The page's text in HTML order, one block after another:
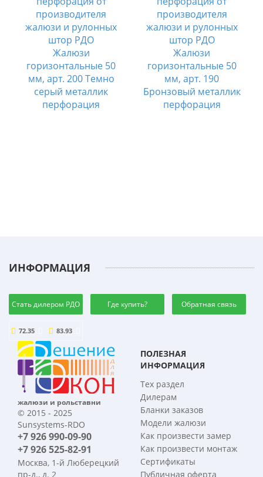
Жалюзи
горизонтальные 50
мм, арт. 200 Темно
серый металлик
перфорация
Жалюзи
горизонтальные 50
мм, арт. 190
Бронзовый металлик
перфорация
ИНФОРМАЦИЯ
Стать дилером РДО Где купить? Обратная связь
72.35 83.93
жалюзи и рольставни
© 2015 - 2025
Sunsystems-RDO
+7 926 990-09-90
+7 926 525-82-91
Москва, 1-й Люберецкий
пр-д., д. 2
ПОЛЕЗНАЯ
ИНФОРМАЦИЯ
Тех раздел
Дилерам
Бланки заказов
Модели жалюзи
Как произвести замер
Как произвести монтаж
Сертификаты
Публичная оферта